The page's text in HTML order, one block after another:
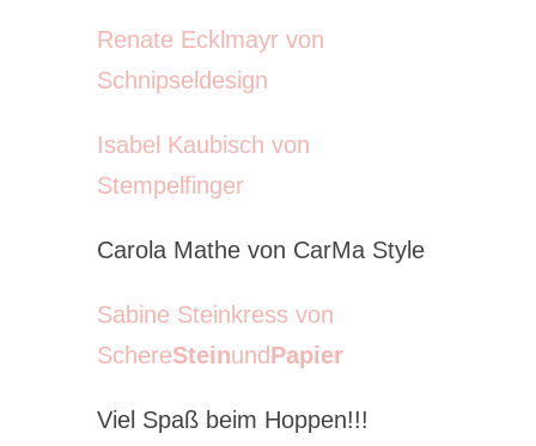
Renate Ecklmayr von
Schnipseldesign
Isabel Kaubisch von
Stempelfinger
Carola Mathe von CarMa Style
Sabine Steinkress von
SchereSteinundPapier
Viel Spaß beim Hoppen!!!